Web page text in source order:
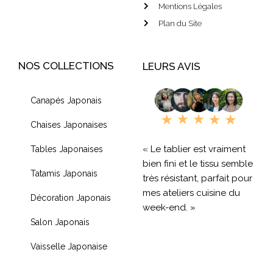
Mentions Légales
Plan du Site
NOS COLLECTIONS
Canapés Japonais
Chaises Japonaises
Tables Japonaises
Tatamis Japonais
Décoration Japonais
Salon Japonais
Vaisselle Japonaise
LEURS AVIS
« Le tablier est vraiment
bien fini et le tissu semble
très résistant, parfait pour
mes ateliers cuisine du
week-end. »